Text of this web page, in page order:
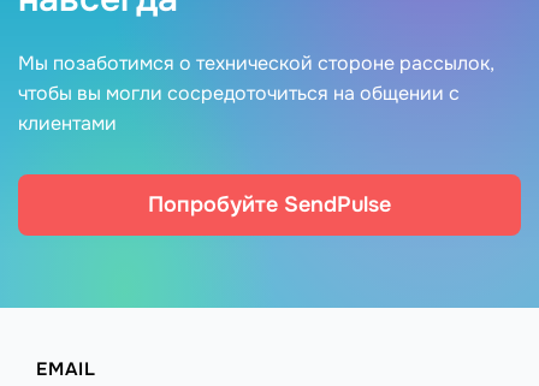
Мы позаботимся о технической стороне рассылок,
чтобы вы могли сосредоточиться на общении с
клиентами
Попробуйте SendPulse
EMAIL